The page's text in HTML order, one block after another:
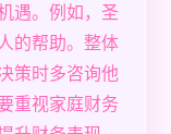
遇。例如，圣
的帮助。整体
策时多咨询他
重视家庭财务